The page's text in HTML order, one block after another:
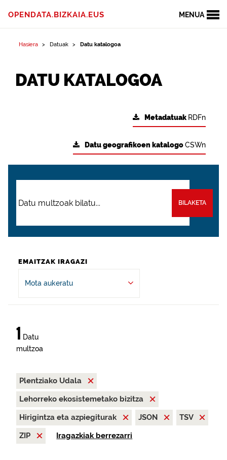
MENUA
OPENDATA.BIZKAIA.EUS
Hasiera Datuak Datu katalogoa
DATU KATALOGOA
Metadatuak RDFn
Datu geografikoen katalogoCSWn
BILAKETA
EMAITZAK IRAGAZI
Mota aukeratu
1 Datu
multzoa
Plentziako Udala
Lehorreko ekosistemetako bizitza
Hirigintza eta azpiegiturak
JSON
TSV
ZIP
Iragazkiak berrezarri